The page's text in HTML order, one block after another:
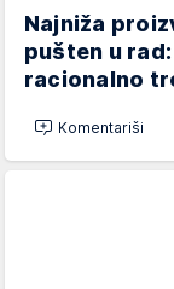
Najniža
pušten u
racionalno
Komentariši